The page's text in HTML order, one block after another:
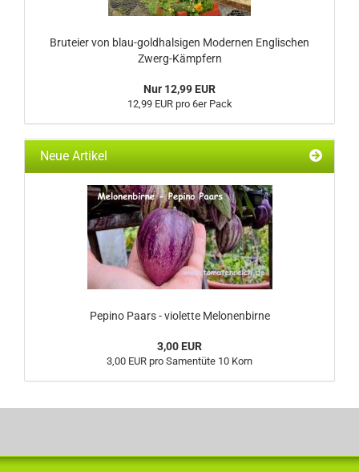
Bruteier von blau-goldhalsigen Modernen Englischen
Zwerg-Kämpfern
Nur 12,99 EUR
12,99 EUR pro 6er Pack
Neue Artikel
Pepino Paars - violette Melonenbirne
3,00 EUR
3,00 EUR pro Samentüte 10 Korn